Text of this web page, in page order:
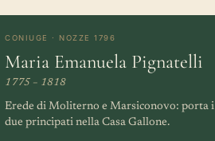
CONIUGE · NOZZE 1796
Maria Emanuela Pignatelli
1775 – 1818
Erede di Moliterno e Marsiconovo: porta i
due principati nella Casa Gallone.